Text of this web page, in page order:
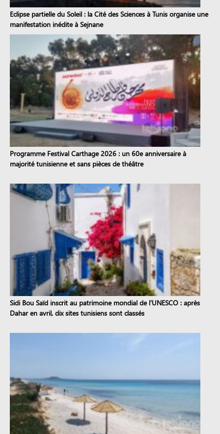
Eclipse partielle du Soleil : la Cité des Sciences à Tunis organise une
manifestation inédite à Sejnane
Programme Festival Carthage 2026 : un 60e anniversaire à
majorité tunisienne et sans pièces de théâtre
Sidi Bou Saïd inscrit au patrimoine mondial de l'UNESCO : après
Dahar en avril, dix sites tunisiens sont classés